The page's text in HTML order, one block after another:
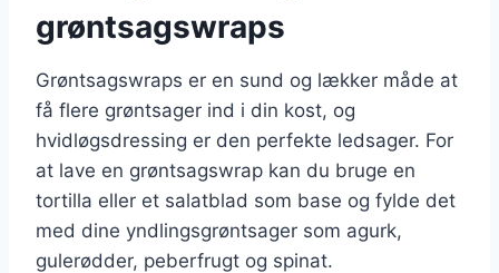
grøntsagswraps
Grøntsagswraps er en sund og lækker måde at
få flere grøntsager ind i din kost, og
hvidløgsdressing er den perfekte ledsager. For
at lave en grøntsagswrap kan du bruge en
tortilla eller et salatblad som base og fylde det
med dine yndlingsgrøntsager som agurk,
gulerødder, peberfrugt og spinat.